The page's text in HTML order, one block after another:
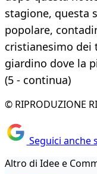
stagione, questa
popolare,
cristianesimo dei
giardino dove la
(5 - continua)
© RIPRODUZIONE
Seguici anche
Altro di Idee e